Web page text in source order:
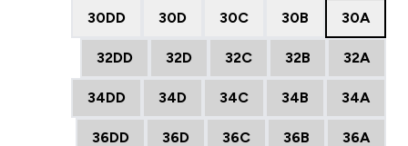
30A
30B
30C
30D
30DD
32A
32B
32C
32D
32DD
34A
34B
34C
34D
34DD
36A
36B
36C
36D
36DD